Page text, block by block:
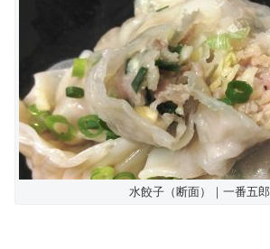
水餃子（断面）｜一番五郎